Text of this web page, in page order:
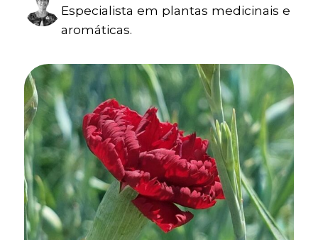
Especialista em plantas medicinais e
aromáticas.